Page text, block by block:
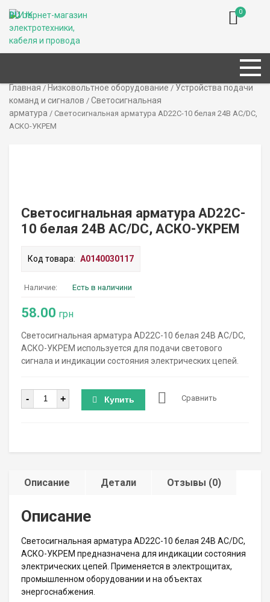
0
Главная / Низковольтное оборудование / Устройства подачи
команд и сигналов / Светосигнальная
арматура / Светосигнальная арматура AD22C-10 белая 24В AC/DC,
АСКО-УКРЕМ
Светосигнальная арматура AD22C-
10 белая 24В AC/DC, АСКО-УКРЕМ
Код товара: A0140030117
Наличие: Есть в наличини
58.00 грн
Светосигнальная арматура AD22C-10 белая 24В AC/DC,
АСКО-УКРЕМ используется для подачи светового
сигнала и индикации состояния электрических цепей.
Количество
- + Купить Сравнить
Описание Детали Отзывы (0)
Описание
Светосигнальная арматура AD22C-10 белая 24В AC/DC,
АСКО-УКРЕМ предназначена для индикации состояния
электрических цепей. Применяется в электрощитах,
промышленном оборудовании и на объектах
энергоснабжения.
RUUK